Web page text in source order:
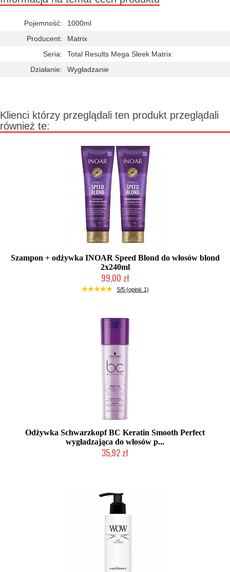
Pojemność:
1000ml
Producent:
Matrix
Seria:
Total Results Mega Sleek Matrix
Działanie:
Wygładzanie
Klienci którzy przeglądali ten produkt przeglądali
również te:
Szampon + odżywka INOAR Speed Blond do włosów blond
2x240ml
99,00 zł
Mała ilość (wysyłka w 24h)
5/5 (opinii: 1)
Odżywka Schwarzkopf BC Keratin Smooth Perfect
wygładzająca do włosów p...
35,92 zł